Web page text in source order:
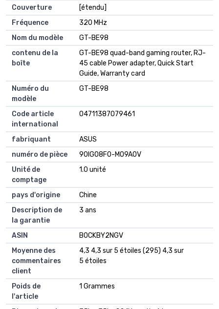
Couverture
[étendu]
Fréquence
320 MHz
Nom du modèle
GT-BE98
contenu de la
boîte
GT-BE98 quad-band gaming router, RJ-
45 cable Power adapter, Quick Start
Guide, Warranty card
Numéro du
modèle
GT-BE98
Code article
international
04711387079461
fabriquant
ASUS
numéro de pièce
90IG08F0-MO9A0V
Unité de
comptage
1.0 unité
pays d'origine
Chine
Description de
la garantie
3 ans
ASIN
B0CKBY2NGV
Moyenne des
commentaires
client
4,3 4,3 sur 5 étoiles (295) 4,3 sur
5 étoiles
Poids de
l'article
1 Grammes